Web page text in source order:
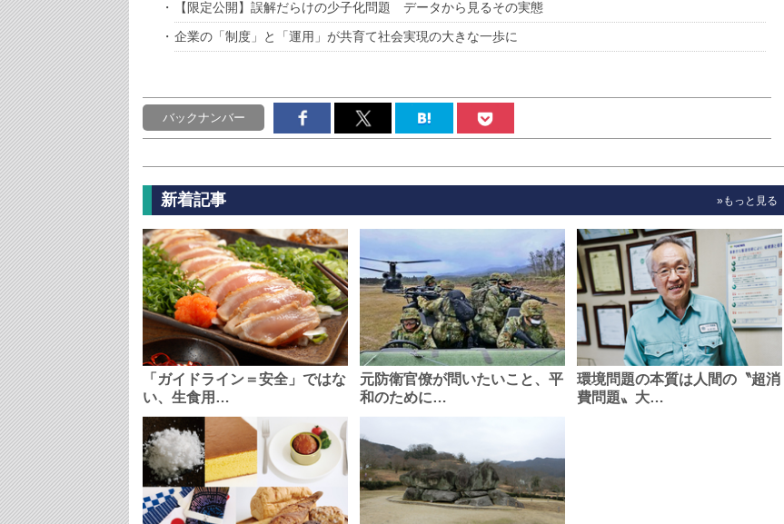
【限定公開】誤解だらけの少子化問題 データから見るその実態
企業の「制度」と「運用」が共育て社会実現の大きな一歩に
バックナンバー
新着記事 »もっと見る
「ガイドライン＝安全」ではな
い、生食用…
元防衛官僚が問いたいこと、平
和のために…
環境問題の本質は人間の〝超消
費問題〟大…